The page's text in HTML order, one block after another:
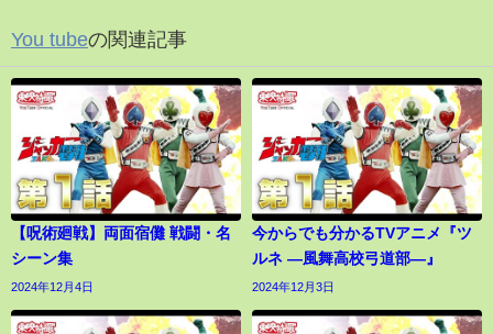
You tubeの関連記事
【呪術廻戦】両面宿儺 戦闘・名
シーン集
2024年12月4日
今からでも分かるTVアニメ『ツ
ルネ ―風舞高校弓道部―』
2024年12月3日